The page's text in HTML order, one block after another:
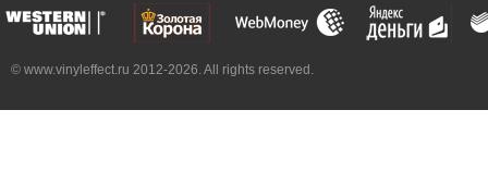
© www.vinyleffect.ru 2012-2026. All rights reserved.